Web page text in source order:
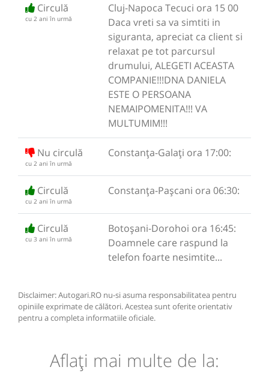
Circulă
cu 2 ani în urmă
Cluj-Napoca Tecuci ora 15 00
Daca vreti sa va simtiti in
siguranta, apreciat ca client si
relaxat pe tot parcursul
drumului, ALEGETI ACEASTA
COMPANIE!!!DNA DANIELA
ESTE O PERSOANA
NEMAIPOMENITA!!! VA
MULTUMIM!!!
Nu circulă
cu 2 ani în urmă
Constanța-Galați ora 17:00:
Circulă
cu 2 ani în urmă
Constanța-Pașcani ora 06:30:
Circulă
cu 3 ani în urmă
Botoșani-Dorohoi ora 16:45:
Doamnele care raspund la
telefon foarte nesimtite...
Disclaimer: Autogari.RO nu-si asuma responsabilitatea pentru
opiniile exprimate de călători. Acestea sunt oferite orientativ
pentru a completa informatiile oficiale.
Aflaţi mai multe de la: